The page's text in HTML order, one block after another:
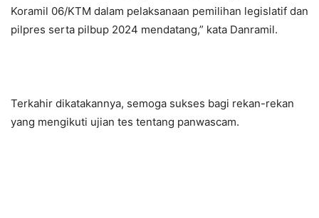
Koramil 06/KTM dalam pelaksanaan pemilihan legislatif dan
pilpres serta pilbup 2024 mendatang,” kata Danramil.
Terkahir dikatakannya, semoga sukses bagi rekan-rekan
yang mengikuti ujian tes tentang panwascam.